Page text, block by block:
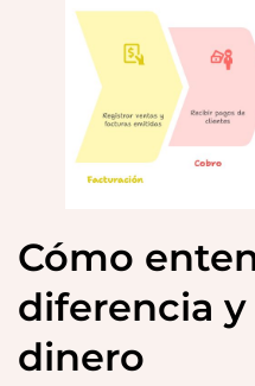
Cómo
diferencia
dinero